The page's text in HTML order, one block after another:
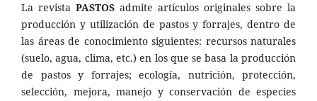
La revista PASTOS admite artículos originales sobre la
producción y utilización de pastos y forrajes, dentro de
las áreas de conocimiento siguientes: recursos naturales
(suelo, agua, clima, etc.) en los que se basa la producción
de pastos y forrajes; ecología, nutrición, protección,
selección, mejora, manejo y conservación de especies